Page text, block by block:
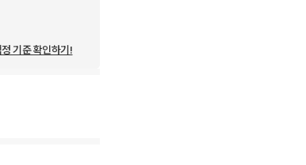
기준 확인하기!